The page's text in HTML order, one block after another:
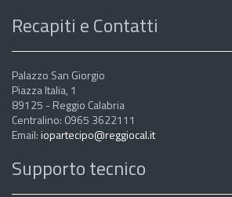
Recapiti e Contatti
Palazzo San Giorgio
Piazza Italia, 1
89125 - Reggio Calabria
Centralino: 0965 3622111
Email:iopartecipo@reggiocal.it
Supporto tecnico